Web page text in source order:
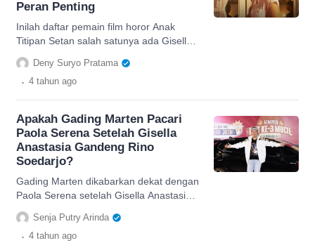
Peran Penting
Inilah daftar pemain film horor Anak
Titipan Setan salah satunya ada Gisella
Anastasia, cek selengkapnya di sini.
Deny Suryo Pratama
. 4 tahun ago
Apakah Gading Marten Pacari
Paola Serena Setelah Gisella
Anastasia Gandeng Rino
Soedarjo?
Gading Marten dikabarkan dekat dengan
Paola Serena setelah Gisella Anastasia
berpacaran dengan Rino Soedarjo,
apakah berpacaran?
Senja Putry Arinda
. 4 tahun ago